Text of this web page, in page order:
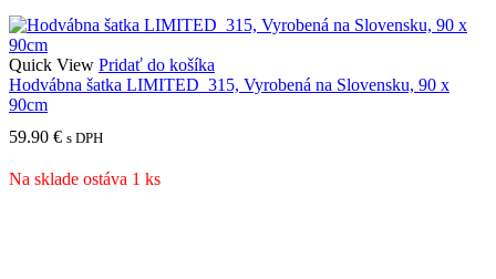
Quick View Pridať do košíka
Hodvábna šatka LIMITED_315, Vyrobená na Slovensku, 90 x
90cm
59.90 € s DPH
Na sklade ostáva 1 ks